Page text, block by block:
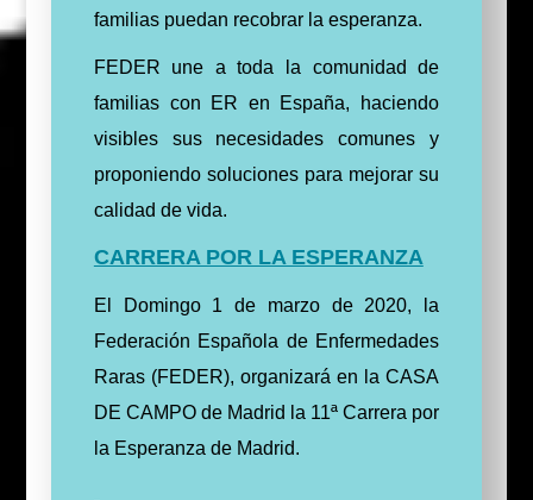
familias puedan recobrar la esperanza.
FEDER une a toda la comunidad de
familias con ER en España, haciendo
visibles sus necesidades comunes y
proponiendo soluciones para mejorar su
calidad de vida.
CARRERA POR LA ESPERANZA
El Domingo 1 de marzo de 2020, la
Federación Española de Enfermedades
Raras (FEDER), organizará en la CASA
DE CAMPO de Madrid la 11ª Carrera por
la Esperanza de Madrid.